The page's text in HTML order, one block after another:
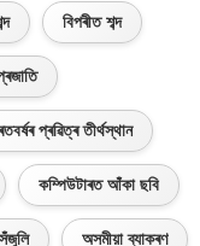
বিপৰীত শব্দ
প্ৰৱিত্ৰ তীৰ্থস্থান
কম্পিউটাৰত আঁকা ছবি
অসমীয়া ব্যাকৰণ